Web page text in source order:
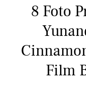
8 Foto
Film